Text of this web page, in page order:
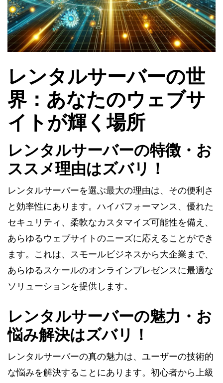
レンタルサーバーの世
界：あなたのウェブサ
イトが輝く場所
レンタルサーバーの特徴・お
ススメ理由はズバリ！
レンタルサーバーを選ぶ最大の理由は、その便利さ
と効率性にあります。ハイパフォーマンス、優れた
セキュリティ、柔軟なカスタマイズ可能性を備え、
あらゆるウェブサイトのニーズに応えることができ
ます。これは、スモールビジネスから大企業まで、
あらゆるスケールのオンラインプレゼンスに最適な
ソリューションを提供します。
レンタルサーバーの魅力・お
悩み解決はズバリ！
レンタルサーバーの真の魅力は、ユーザーの技術的
な悩みを解決することにあります。初心者から上級